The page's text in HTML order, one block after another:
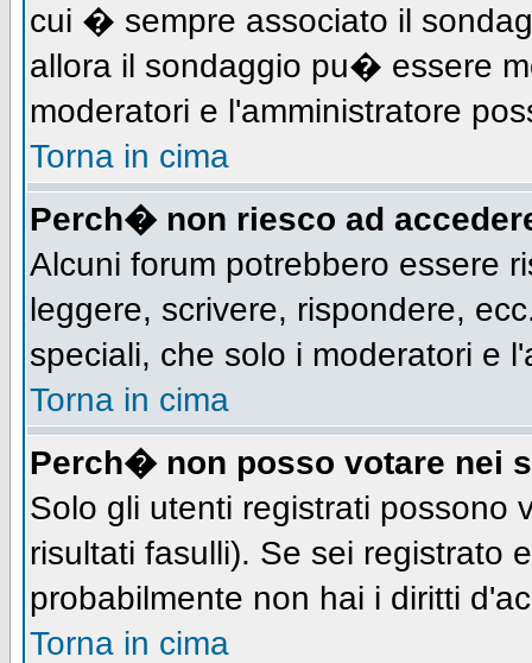
cui � sempre associato il
allora il sondaggio pu� essere
moderatori e l'amministratore
Torna in cima
Perch� non riesco ad
Alcuni forum potrebbero essere
leggere, scrivere, rispondere,
speciali, che solo i moderatori e
Torna in cima
Perch� non posso votare nei
Solo gli utenti registrati possono
risultati fasulli). Se sei registrato
probabilmente non hai i diritti
Torna in cima